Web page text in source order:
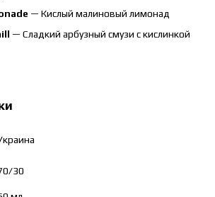
— Кислый малиновый лимонад
— Сладкий арбузный смузи с кислинкой
30